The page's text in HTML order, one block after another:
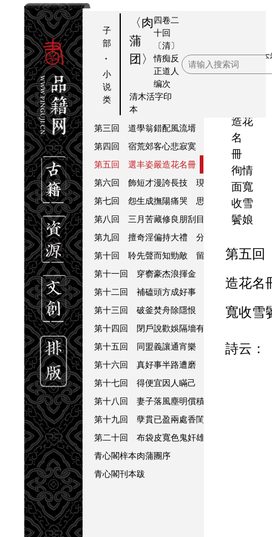
子
部
·
小
说
类
〈肉
蒲
团〉
四卷二
十回
〔清〕
情痴反
正道人
编次
清木活字印
本
第一回 止淫風借淫說法 談色事就色開端
第二回 老頭陀空張皮布袋 小居士愛坐肉蒲團
第三回 道學翁錯配風流壻 端莊女情移輕薄郎
第四回 宿荒郊客心悲寂寞 消長夜賊口說風情
第五回 選丰姿嚴造花名冊 徇情面寬收雪鬢娘
第六回 飾短才漫誇長技 現小物貽笑大方
第七回 怨生成撫陽痛哭 思改正屈膝哀求
第八回 三月苦藏修良朋刮目 一番喬賣弄美
第九回 擅奇淫偏持大禮 分餘樂反占先籌
第十回 聆先聲而知勁敵 留餘地以養真才
第十一回 穿窬豪杰浪揮金 露水夫妻成結髮
第十二回 補磕頭方成好事 因吃醋反結同心
第十三回 破釜焚舟除隱恨 臥薪嘗膽復姦讐
第十四回 閉戶說歡娛隔墻有耳 禁人觀沐浴
第十五回 同盟義讓通宵樂 姊妹平分一夜歡
第十六回 真好事半路遭磨 活春宮連箱被刼
第十七回 得便宜因人瞞己 遭塗毒爲己驕人
第十八回 妻子落風塵明償積欠 弟兄爭窈窕
第十九回 孽貫已盈兩處香閨齊出醜 禪機將
第二十回 布袋皮寬色鬼奸雄齊攝入 旃檀路
青心閣梓本肉蒲團序
青心閣刊本跋
第五
回
造花
名
冊
徇情
面寬
收雪
鬢娘
本
第五回 選丰姿嚴
造花
寬收雪
詩云：